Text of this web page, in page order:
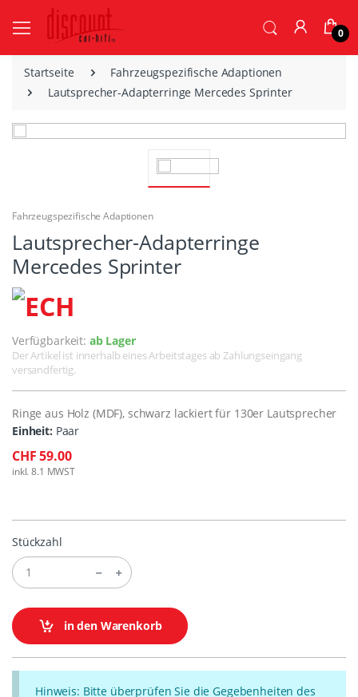
0
Startseite
Fahrzeugspezifische Adaptionen
Lautsprecher-Adapterringe Mercedes Sprinter
Fahrzeugspezifische Adaptionen
Lautsprecher-Adapterringe
Mercedes Sprinter
Verfügbarkeit: ab Lager
Der Artikel ist innerhalb eines Arbeitstages ab Zahlungseingang
versandfertig.
Ringe aus Holz (MDF), schwarz lackiert für 130er Lautsprecher
Einheit: Paar
CHF 59.00
inkl. 8.1 MWST
Stückzahl
in den Warenkorb
Hinweis: Bitte überprüfen Sie die Gegebenheiten des